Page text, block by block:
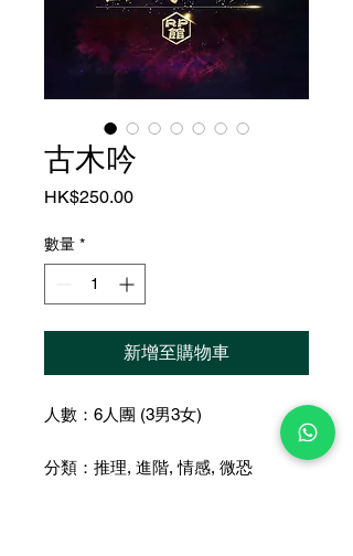
古木吟
HK$250.00價
數量 *
新增至購物車
人數：6人團 (3男3女)
分類：推理, 進階, 情感, 微恐